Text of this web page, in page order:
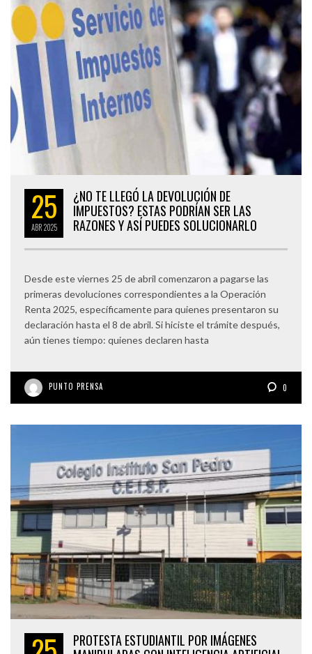
25
ABR2025
¿NO TE LLEGÓ LA DEVOLUCIÓN DE
IMPUESTOS? ESTAS PODRÍAN SER LAS
RAZONES Y ASÍ PUEDES SOLUCIONARLO
Desde este viernes 25 de abril comenzaron a pagarse las
primeras devoluciones correspondientes a la Operación
Renta 2025, específicamente para quienes presentaron su
declaración hasta el 8 de abril. Si hiciste el trámite después,
aún tienes tiempo: quienes declaren hasta
PUNTO PRENSA 0
PROTESTA ESTUDIANTIL POR IMÁGENES